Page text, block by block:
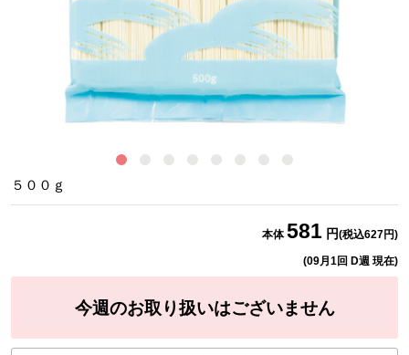
５００ｇ
本体581 円(税込627円)
(09月1回 D週 現在)
今週のお取り扱いはございません